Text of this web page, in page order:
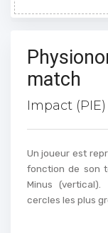
match
Impact (PIE)
Un joueur est
fonction de son
Minus
cercles les plus